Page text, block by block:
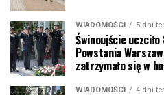
WIADOMOŚCI 5 dni
Świnoujście
Powstania
zatrzymało się w
WIADOMOŚCI 4 dni